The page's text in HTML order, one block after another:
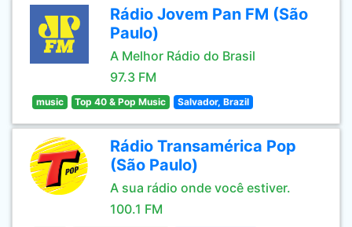
Rádio Jovem Pan FM (São
Paulo)
A Melhor Rádio do Brasil
97.3 FM
music Top 40 & Pop Music Salvador, Brazil
Rádio Transamérica Pop
(São Paulo)
A sua rádio onde você estiver.
100.1 FM